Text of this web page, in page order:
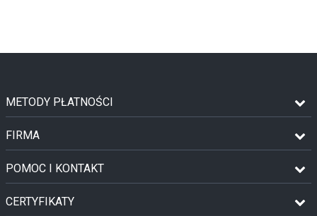
METODY PŁATNOŚCI
FIRMA
POMOC I KONTAKT
CERTYFIKATY